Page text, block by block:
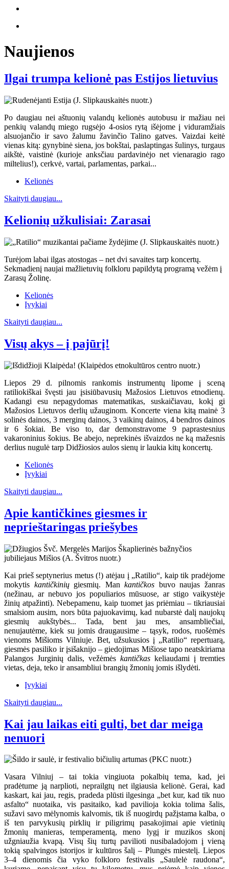
Naujienos
Ilgai trumpa kelionė pas Estijos lietuvius
Po daugiau nei aštuonių valandų kelionės autobusu ir mažiau nei
penkių valandų miego rugsėjo 4-osios rytą išėjome į viduramžiais
alsuojančio ir savo žalumu žavinčio Talino gatves. Vaizdai keitė
vienas kitą: gynybinė siena, jos bokštai, paslaptingas šulinys, turgaus
aikštė, vaistinė (kurioje anksčiau pardavinėjo net vienaragio rago
miltelius!), cerkvė, vartai, parlamentas, parkai...
Kelionės
Skaityti daugiau...
Kelionių užkulisiai: Zarasai
Turėjom labai ilgas atostogas – net dvi savaites tarp koncertų.
Sekmadienį naujai mažlietuvių folkloru papildytą programą vežėm į
Zarasų Žolinę.
Kelionės
Įvykiai
Skaityti daugiau...
Visų akys – į pajūrį!
Liepos 29 d. pilnomis rankomis instrumentų lipome į sceną
ratiliokiškai švęsti jau įsisiūbavusių Mažosios Lietuvos etnodienų.
Kadangi esu nepagydomas matematikas, suskaičiavau, kokį gi
Mažosios Lietuvos derlių užauginom. Koncerte viena kitą mainė 3
solinės dainos, 3 merginų dainos, 3 vaikinų dainos, 4 bendros dainos
ir 6 šokiai. Be viso to, dar demonstravome 9 paprastesnius
vakaroninius šokius. Be abejo, neprekinės išvaizdos ne ką mažesnis
derlius nugulė tarp Didžiosios aulos sienų ir laukia kitų koncertų.
Kelionės
Įvykiai
Skaityti daugiau...
Apie kantičkines giesmes ir
neprieštaringas priešybes
Kai prieš septynerius metus (!) atėjau į „Ratilio“, kaip tik pradėjome
mokytis kantičkiniųgiesmių. Mankantičkos buvo naujas žanras
(nežinau, ar nebuvo jos populiarios mūsuose, ar stigo vaikystėje
žinių atpažinti). Nebepamenu, kaip tuomet jas priėmiau – tikriausiai
smalsiom ausim, nors būta pajuokavimų, kad nubarstė dalį naujokų
giesmių aukštybės... Tada, bent jau mes, ansambliečiai,
nenujautėme, kiek su jomis draugausime – tąsyk, rodos, ruošėmės
vienoms Mišioms Vilniuje. Bet, užsukusios į „Ratilio“ repertuarą,
giesmės pasiliko ir įsišaknijo – giedojimas Mišiose tapo neatskiriama
Palangos Jurginių dalis, vežėmės kantičkas keliaudami į tremties
vietas, deja, teko ir ansambliui brangių žmonių jomis išlydėti.
Įvykiai
Skaityti daugiau...
Kai jau laikas eiti gulti, bet dar meiga
nenuori
Vasara Vilniuj – tai tokia vingiuota pokalbių tema, kad, jei
pradėtume ją narplioti, neprailgtų net ilgiausia kelionė. Gerai, kad
kaskart, kai jau, regis, pradeda plūsti ilgesinga „bet kur, kad tik nuo
asfalto“ nuotaika, vis pasitaiko, kad pavilioja kokia tolima šalis,
sužavi savo mėlynomis kalvomis, tik iš nuogirdų pažįstama kalba, o
iš ten parvykusių pirklių ir piligrimų pasakojimai apie vietinių
žmonių manieras, temperamentą, meno lygį ir muzikos skonį
užgniaužia kvapą. Visų šių turtų pavilioti nusibaladojom į vieną
tokią spalvingos istorijos ir kultūros šalį – Plungės miestelį. Liepos
3–4 dienomis čia vyko folkloro festivalis „Saulelė raudona“,